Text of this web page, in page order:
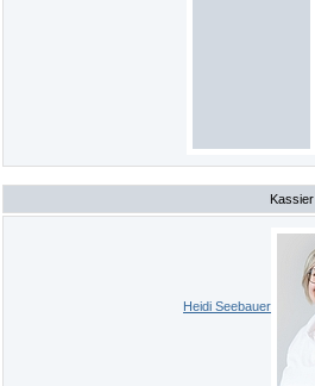
Kassier
Heidi Seebauer